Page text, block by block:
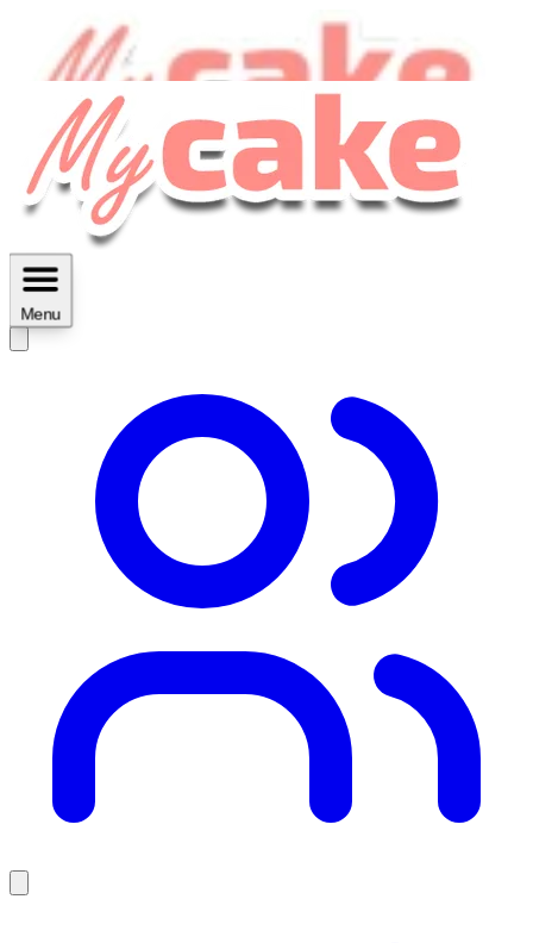
MyCake Academy c'est :
des fiches imprimables ...
Découvrir
Menu